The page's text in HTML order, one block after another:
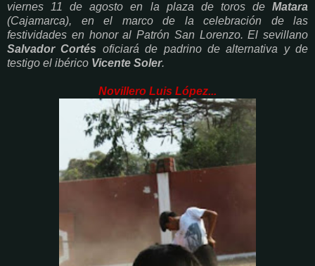
viernes 11 de agosto en la plaza de toros de Matara
(Cajamarca), en el marco de la celebración de las
festividades en honor al Patrón San Lorenzo. El sevillano
Salvador Cortés oficiará de padrino de alternativa y de
testigo el ibérico Vicente Soler.
Novillero Luis López...